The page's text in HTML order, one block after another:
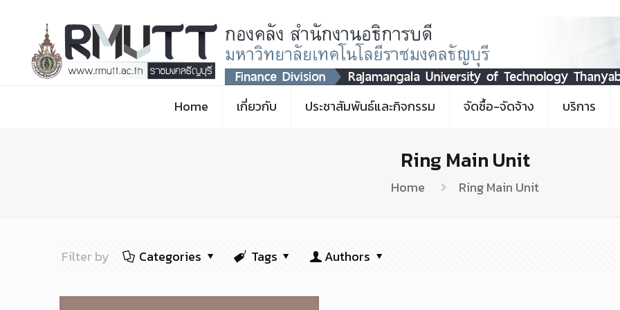
Home เกี่ยวกับ ประชาสัมพันธ์และกิจกรรม จัดซื้อ-จัดจ้าง บริการ
Ring Main Unit
Home Ring Main Unit
Filter by Categories Tags Authors